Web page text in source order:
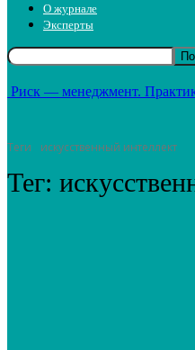
О журнале
Эксперты
Риск — менеджмент.
Теги искусственный интеллект
Тег: